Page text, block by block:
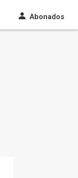
Abonados